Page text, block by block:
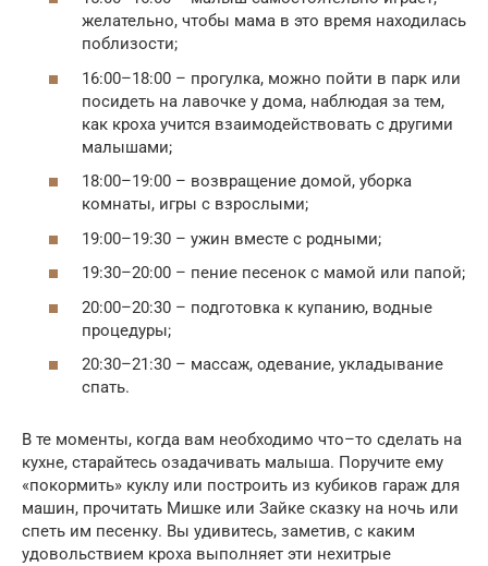
желательно, чтобы мама в это время находилась
поблизости;
16:00–18:00 – прогулка, можно пойти в парк или
посидеть на лавочке у дома, наблюдая за тем,
как кроха учится взаимодействовать с другими
малышами;
18:00–19:00 – возвращение домой, уборка
комнаты, игры с взрослыми;
19:00–19:30 – ужин вместе с родными;
19:30–20:00 – пение песенок с мамой или папой;
20:00–20:30 – подготовка к купанию, водные
процедуры;
20:30–21:30 – массаж, одевание, укладывание
спать.
В те моменты, когда вам необходимо что–то сделать на
кухне, старайтесь озадачивать малыша. Поручите ему
«покормить» куклу или построить из кубиков гараж для
машин, прочитать Мишке или Зайке сказку на ночь или
спеть им песенку. Вы удивитесь, заметив, с каким
удовольствием кроха выполняет эти нехитрые